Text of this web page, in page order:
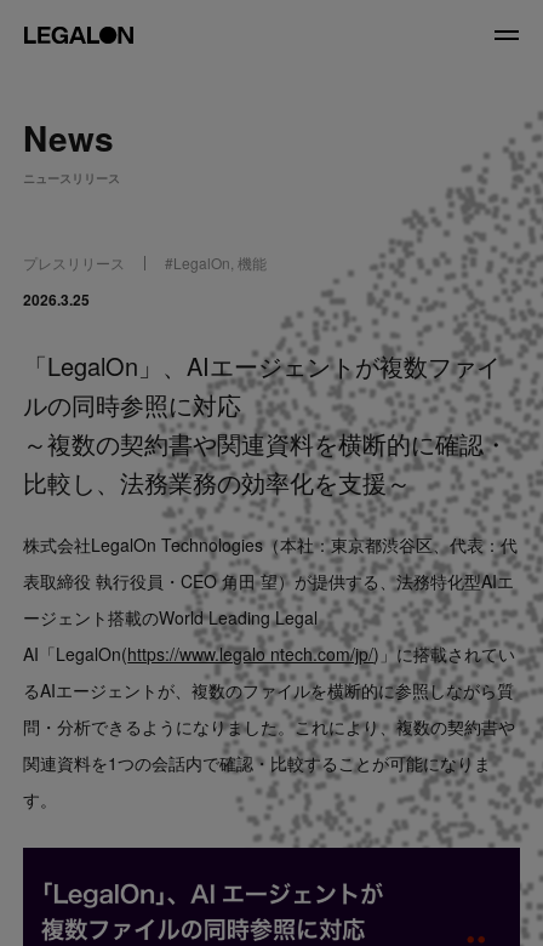
About
Service
News
Recruit
LegalOn Now
Contact
US website
News
ニュースリリース
プレスリリース #LegalOn ,機能
2026.3.25
「LegalOn」、AIエージェントが複数ファイ
ルの同時参照に対応
～複数の契約書や関連資料を横断的に確認・
比較し、法務業務の効率化を支援～
株式会社LegalOn Technologies（本社：東京都渋谷区、代表：代
表取締役 執行役員・CEO 角田 望）が提供する、法務特化型AIエ
ージェント搭載のWorld Leading Legal
AI「LegalOn(https://www.legalo ntech.com/jp/)」に搭載されてい
るAIエージェントが、複数のファイルを横断的に参照しながら質
問・分析できるようになりました。これにより、複数の契約書や
関連資料を1つの会話内で確認・比較することが可能になりま
す。